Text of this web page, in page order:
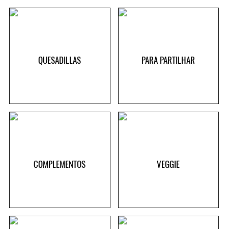
QUESADILLAS PARA PARTILHAR
COMPLEMENTOS VEGGIE